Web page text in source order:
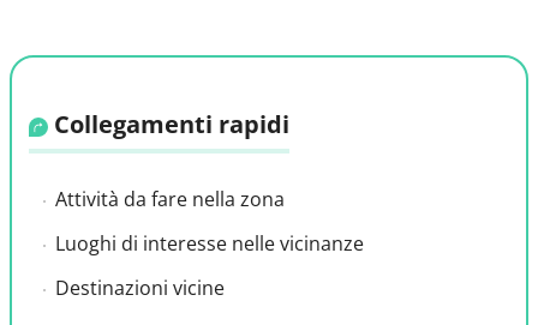
Collegamenti rapidi
Attività da fare nella zona
Luoghi di interesse nelle vicinanze
Destinazioni vicine